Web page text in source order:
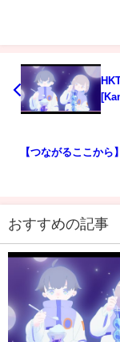
【つながるここか
おすすめの記事